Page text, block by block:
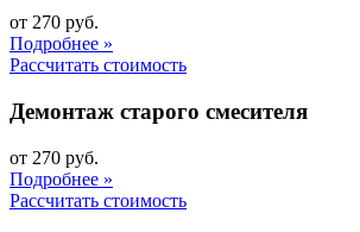
от 270 руб.
Подробнее »
Рассчитать стоимость
Демонтаж старого смесителя
от 270 руб.
Подробнее »
Рассчитать стоимость